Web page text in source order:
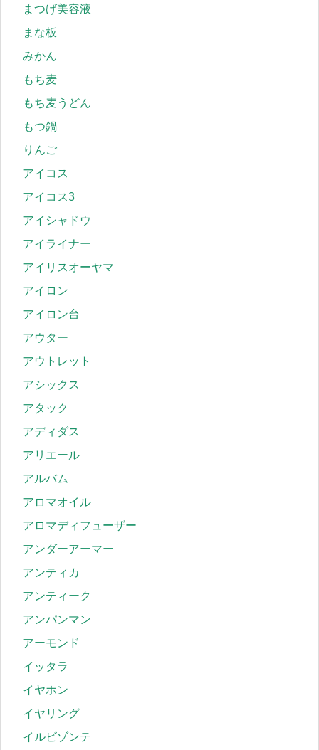
まつげ美容液
まな板
みかん
もち麦
もち麦うどん
もつ鍋
りんご
アイコス
アイコス3
アイシャドウ
アイライナー
アイリスオーヤマ
アイロン
アイロン台
アウター
アウトレット
アシックス
アタック
アディダス
アリエール
アルバム
アロマオイル
アロマディフューザー
アンダーアーマー
アンティカ
アンティーク
アンパンマン
アーモンド
イッタラ
イヤホン
イヤリング
イルビゾンテ